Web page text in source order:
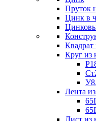
Пруток
Цинк в
Квадрат
Круг из
Лента
Лист из